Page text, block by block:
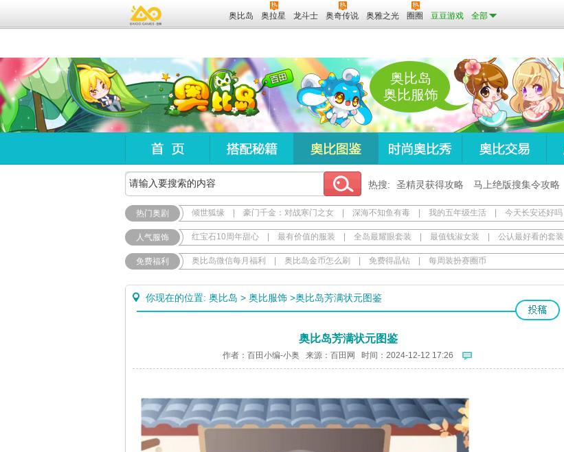
奥比岛 奥拉星 龙斗士 奥奇传说 奥雅之光 圈圈 豆豆游戏 全部
奥比岛
奥比服饰
热搜: 圣精灵获得攻略 马上绝版搜集令攻略
热门奥剧 倾世狐缘 豪门千金：对战寒门之女 深海不知鱼有毒 我的五年级生活 今天长安还好吗
人气服饰 红宝石10周年甜心 最有价值的服装 全岛最耀眼套装 最值钱淑女装 公认最好看的套装
免费福利 奥比岛微信每月福利 奥比岛金币怎么刷 免费得晶钻 每周装扮赛圈币
你现在的位置: 奥比岛 > 奥比服饰 >奥比岛芳满状元图鉴
奥比岛芳满状元图鉴
作者：百田小编-小奥 来源： 百田网 时间：2024-12-12 17:26